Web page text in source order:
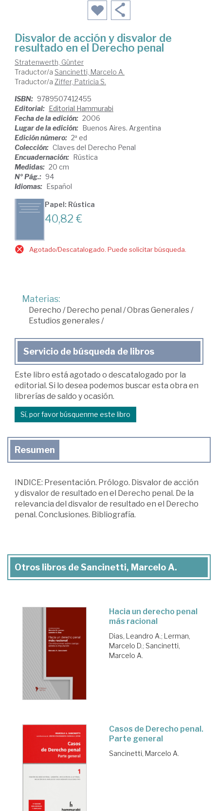
Disvalor de acción y disvalor de
resultado en el Derecho penal
Stratenwerth, Günter
Traductor/a Sancinetti, Marcelo A.
Traductor/a Ziffer, Patricia S.
ISBN: 9789507412455
Editorial: Editorial Hammurabi
Fecha de la edición: 2006
Lugar de la edición: Buenos Aires. Argentina
Edición número: 2ª ed
Colección: Claves del Derecho Penal
Encuadernación: Rústica
Medidas: 20 cm
Nº Pág.: 94
Idiomas: Español
Papel: Rústica
40,82 €
Agotado/Descatalogado. Puede solicitar búsqueda.
Materias:
Derecho /Derecho penal /Obras Generales /
Estudios generales /
Servicio de búsqueda de libros
Este libro está agotado o descatalogado por la
editorial. Si lo desea podemos buscar esta obra en
librerías de saldo y ocasión.
Sí, por favor búsquenme este libro
Resumen
INDICE: Presentación. Prólogo. Disvalor de acción
y disvalor de resultado en el Derecho penal. De la
relevancia del disvalor de resultado en el Derecho
penal. Conclusiones. Bibliografía.
Otros libros de Sancinetti, Marcelo A.
Hacia un derecho penal
más racional
Dias, Leandro A.; Lerman,
Marcelo D.; Sancinetti,
Marcelo A.
Casos de Derecho penal.
Parte general
Sancinetti, Marcelo A.